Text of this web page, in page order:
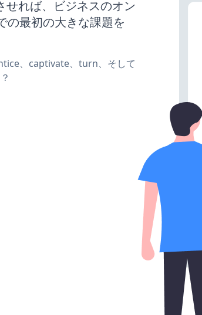
れば、ビジネスのオン
の最初の大きな課題を
、captivate、turn、そして